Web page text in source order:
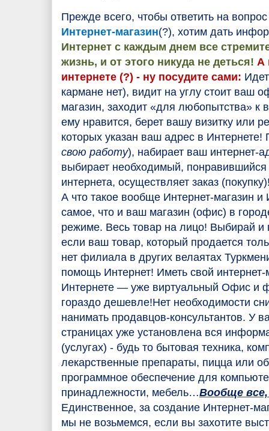
Прежде всего, чтобы ответить на
Интернет-магазин(?), хотим дать
Интернет с каждым днем все
жизнь, и от этого никуда не деться! А
интернете (?) - ну посудите сами:
кармане нет), видит на углу стоит ваш
магазин, заходит «для любопытства» к
ему нравится, берет вашу визитку или
которых указан ваш адрес в Интернете!
свою работу), набирает ваш интернет-
выбирает необходимый,
интернета, осуществляет заказ
А что такое вообще Интернет-магазин и
самое, что и ваш магазин (офис) в
режиме. Весь товар на лицо! Выбирай и
если ваш товар, который продается
нет филиала в других велаятах
помощь Интернет! Иметь свой интернет-
Интернете — уже виртуальный Офис и
гораздо дешевле!Нет необходимости
нанимать продавцов-консультантов. У
страницах уже установлена вся
(услугах) - будь то бытовая техника,
лекарственные препараты, пицца или
программное обеспечение для
принадлежности, мебель…Вообще
Единственное, за создание Интернет-
мы не возьмемся, если вы захотите